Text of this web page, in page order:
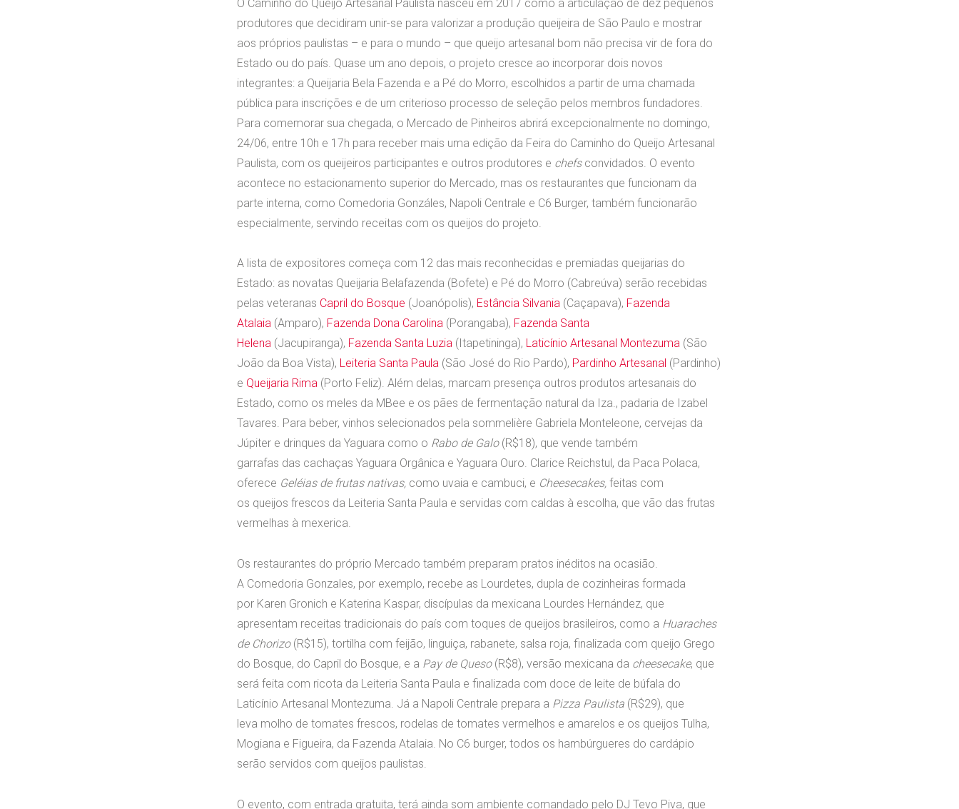
O Caminho do Queijo Artesanal Paulista nasceu em 2017 como a articulação de dez pequenos
produtores que decidiram unir-se para valorizar a produção queijeira de São Paulo e mostrar
aos próprios paulistas – e para o mundo – que queijo artesanal bom não precisa vir de fora do
Estado ou do país. Quase um ano depois, o projeto cresce ao incorporar dois novos
integrantes: a Queijaria Bela Fazenda e a Pé do Morro, escolhidos a partir de uma chamada
pública para inscrições e de um criterioso processo de seleção pelos membros fundadores.
Para comemorar sua chegada, o Mercado de Pinheiros abrirá excepcionalmente no domingo,
24/06, entre 10h e 17h para receber mais uma edição da Feira do Caminho do Queijo Artesanal
Paulista, com os queijeiros participantes e outros produtores e chefsconvidados. O evento
acontece no estacionamento superior do Mercado, mas os restaurantes que funcionam da
parte interna, como Comedoria Gonzáles, Napoli Centrale e C6 Burger, também funcionarão
especialmente, servindo receitas com os queijos do projeto.
A lista de expositores começa com 12 das mais reconhecidas e premiadas queijarias do
Estado: as novatas Queijaria Belafazenda (Bofete) e Pé do Morro (Cabreúva) serão recebidas
pelas veteranas Capril do Bosque (Joanópolis), Estância Silvania (Caçapava), Fazenda
Atalaia (Amparo), Fazenda Dona Carolina (Porangaba), Fazenda Santa
Helena (Jacupiranga), Fazenda Santa Luzia (Itapetininga), Laticínio Artesanal Montezuma (São
João da Boa Vista), Leiteria Santa Paula (São José do Rio Pardo), Pardinho Artesanal (Pardinho)
e Queijaria Rima (Porto Feliz). Além delas, marcam presença outros produtos artesanais do
Estado, como os meles da MBee e os pães de fermentação natural da Iza., padaria de Izabel
Tavares. Para beber, vinhos selecionados pela sommelière Gabriela Monteleone, cervejas da
Júpiter e drinques da Yaguara como o Rabo de Galo(R$18), que vende também
garrafas das cachaças Yaguara Orgânica e Yaguara Ouro. Clarice Reichstul, da Paca Polaca,
oferece Geléias de frutas nativas, como uvaia e cambuci, e Cheesecakes, feitas com
os queijos frescos da Leiteria Santa Paula e servidas com caldas à escolha, que vão das frutas
vermelhas à mexerica.
Os restaurantes do próprio Mercado também preparam pratos inéditos na ocasião.
A Comedoria Gonzales, por exemplo, recebe as Lourdetes, dupla de cozinheiras formada
por Karen Gronich e Katerina Kaspar​, discípulas da mexicana Lourdes Hernández, que
apresentam receitas tradicionais do país com toques de queijos brasileiros, como a Huaraches
de Chorizo (R$15), tortilha com feijão, linguiça, rabanete, salsa roja, finalizada com queijo Grego
do Bosque, do Capril do Bosque, e a Pay de Queso (R$8), versão mexicana da cheesecake, que
será feita com ricota da Leiteria Santa Paula e finalizada com doce de leite de búfala do
Laticínio Artesanal Montezuma. Já a Napoli Centrale prepara a Pizza Paulista (R$29), que
leva molho de tomates frescos, rodelas de tomates vermelhos e amarelos e os queijos Tulha,
Mogiana e Figueira, da Fazenda Atalaia. No C6 burger, todos os hambúrgueres do cardápio
serão servidos com queijos paulistas.
O evento, com entrada gratuita, terá ainda som ambiente comandado pelo DJ Tevo Piva, que